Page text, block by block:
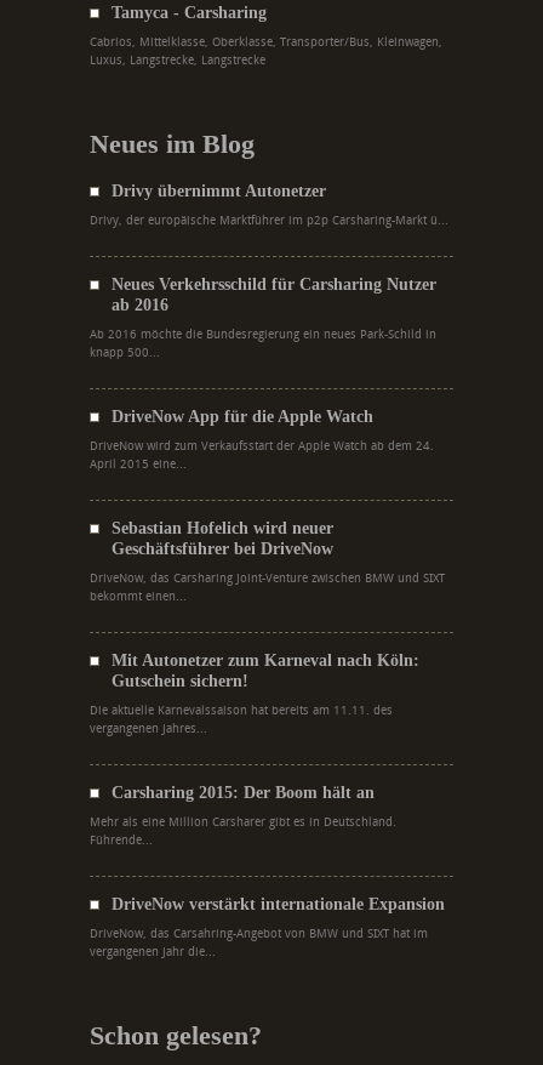
Tamyca - Carsharing
Cabrios, Mittelklasse, Oberklasse, Transporter/Bus, Kleinwagen,
Luxus, Langstrecke, Langstrecke
Neues im Blog
Drivy übernimmt Autonetzer
Drivy, der europäische Marktführer im p2p Carsharing-Markt ü...
Neues Verkehrsschild für Carsharing Nutzer
ab 2016
Ab 2016 möchte die Bundesregierung ein neues Park-Schild in
knapp 500...
DriveNow App für die Apple Watch
DriveNow wird zum Verkaufsstart der Apple Watch ab dem 24.
April 2015 eine...
Sebastian Hofelich wird neuer
Geschäftsführer bei DriveNow
DriveNow, das Carsharing Joint-Venture zwischen BMW und SIXT
bekommt einen...
Mit Autonetzer zum Karneval nach Köln:
Gutschein sichern!
Die aktuelle Karnevalssaison hat bereits am 11.11. des
vergangenen Jahres...
Carsharing 2015: Der Boom hält an
Mehr als eine Million Carsharer gibt es in Deutschland.
Führende...
DriveNow verstärkt internationale Expansion
DriveNow, das Carsahring-Angebot von BMW und SIXT hat im
vergangenen Jahr die...
Schon gelesen?